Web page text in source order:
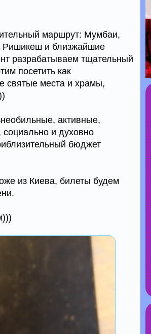
маршрут: Мумбаи,
Ришикеш и близжайшие
разрабатываем тщательный
посетить как
святые места и храмы,
активные,
и духовно
бюджет
из Киева, билеты будем